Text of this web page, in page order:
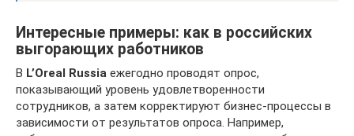
Интересные примеры: как в российских
выгорающих работников
В L’Oreal Russia ежегодно проводят опрос,
показывающий уровень удовлетворенности
сотрудников, а затем корректируют бизнес-процессы в
зависимости от результатов опроса. Например,